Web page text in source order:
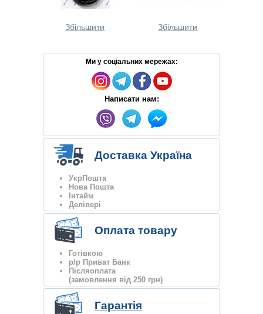
Збільшити Збільшити
Ми у соціальних мережах:
Написати нам:
Доставка Україна
УкрПошта
Нова Пошта
Інтайм
Делівері
Оплата товару
Готівкою
р/р Приват Банк
Післяоплата
(замовлення від 250 грн)
Гарантія